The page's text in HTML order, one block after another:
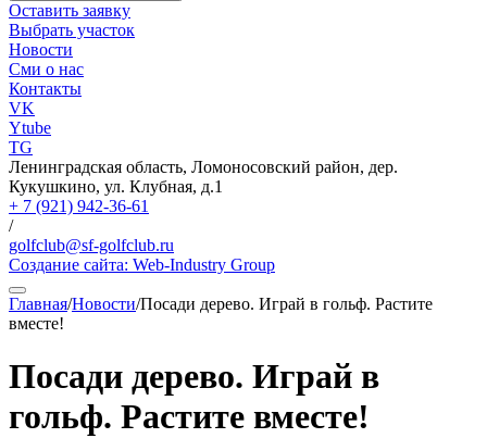
Оставить заявку
Выбрать участок
Новости
Сми о нас
Контакты
VK
Ytube
TG
Ленинградская область, Ломоносовский район, дер.
Кукушкино, ул. Клубная, д.1
+ 7 (921) 942-36-61
/
golfclub@sf-golfclub.ru
Создание сайта: Web-Industry Group
Главная/Новости/Посади дерево. Играй в гольф. Растите
вместе!
Посади дерево. Играй в
гольф. Растите вместе!